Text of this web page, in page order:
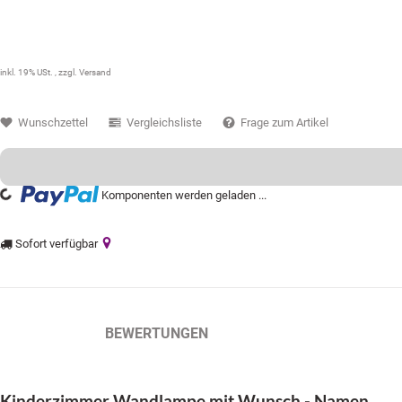
inkl. 19% USt. , zzgl. Versand
Loading... Komponenten werden geladen ...
Sofort verfügbar
Wunschzettel Vergleichsliste Frage zum Artikel
BEWERTUNGEN